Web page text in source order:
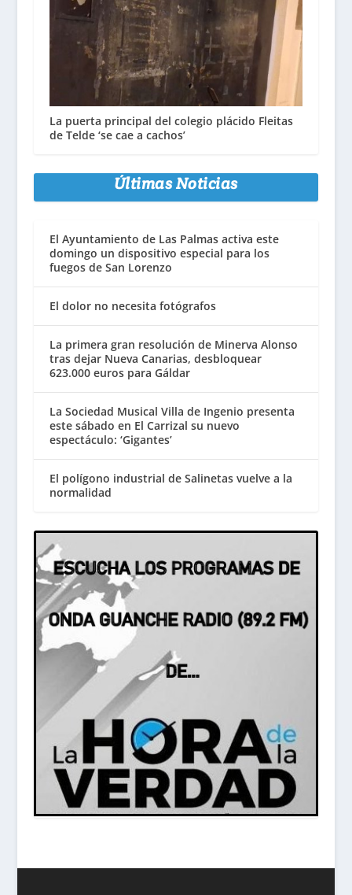
La puerta principal del colegio plácido Fleitas
de Telde ‘se cae a cachos’
Últimas Noticias
El Ayuntamiento de Las Palmas activa este
domingo un dispositivo especial para los
fuegos de San Lorenzo
El dolor no necesita fotógrafos
La primera gran resolución de Minerva Alonso
tras dejar Nueva Canarias, desbloquear
623.000 euros para Gáldar
La Sociedad Musical Villa de Ingenio presenta
este sábado en El Carrizal su nuevo
espectáculo: ‘Gigantes’
El polígono industrial de Salinetas vuelve a la
normalidad